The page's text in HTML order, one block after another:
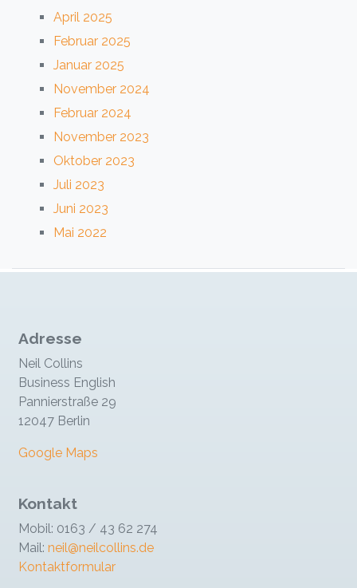
April 2025
Februar 2025
Januar 2025
November 2024
Februar 2024
November 2023
Oktober 2023
Juli 2023
Juni 2023
Mai 2022
Adresse
Neil Collins
Business English
Pannierstraße 29
12047 Berlin
Google Maps
Kontakt
Mobil: 0163 / 43 62 274
Mail: neil@neilcollins.de
Kontaktformular